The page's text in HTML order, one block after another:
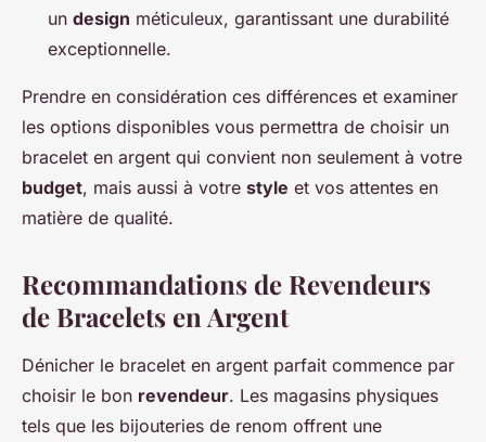
un design méticuleux, garantissant une durabilité
exceptionnelle.
Prendre en considération ces différences et examiner
les options disponibles vous permettra de choisir un
bracelet en argent qui convient non seulement à votre
budget, mais aussi à votre style et vos attentes en
matière de qualité.
Recommandations de Revendeurs
de Bracelets en Argent
Dénicher le bracelet en argent parfait commence par
choisir le bon revendeur. Les magasins physiques
tels que les bijouteries de renom offrent une